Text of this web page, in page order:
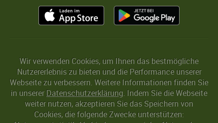
Wir verwenden Cookies, um Ihnen das bestmögliche
Nutzererlebnis zu bieten und die Performance unserer
Webseite zu verbessern. Weitere Informationen finden Sie
in unserer Datenschutzerklärung. Indem Sie die Webseite
weiter nutzen, akzeptieren Sie das Speichern von
Cookies, die folgende Zwecke unterstützen: